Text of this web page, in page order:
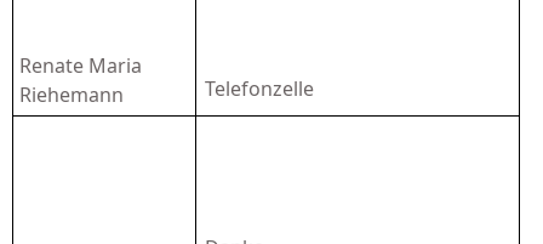
Renate Maria
Riehemann
Telefonzelle